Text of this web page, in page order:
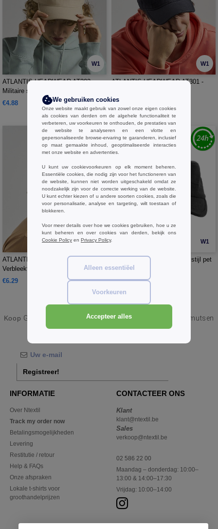
W1
ATLANTIS HEADWEAR AT302 -
Militaire stijl pet Tank
€4.88
W1
ATLANTIS HEADWEAR AT301 -
€6.06
W1
ATLANTIS HEADWEAR AT303 -
Verbleekte militaire pet
€6.29
W1
FLEXFIT 7077RS - Militaire stijl pet
€11.04
Koop Groothandel en detailhandel Fidel petjes Petten en mutsen
bij Ntextil Belgique
Registreer!
INFORMATIE
Over Ntextil
Track my order now
Betalingsmogelijkheden
Levering
Restitutie / retour
Help & FAQs
Onze afspraken
Lokale t-shirts voor
groothandelprijzen
CONTACTEER ONS
Klant
klant@ntextil.be
Sales
verkoop@ntextil.be
02 586 22 00
Maandag – donderdag: 10:00–
13:00 & 14:00–17:30
Vrijdag: 10:00–14:00
We gebruiken cookies
Onze website maakt gebruik van zowel onze eigen cookies
als cookies van derden om de algehele functionaliteit te
verbeteren, uw voorkeuren te onthouden, de prestaties van
de website te analyseren en een vlotte en
gepersonaliseerde browse-ervaring te garanderen, inclusief
op maat gemaakte inhoud, geoptimaliseerde interacties
met onze website en advertenties.
U kunt uw cookievoorkeuren op elk moment beheren.
Essentiële cookies, die nodig zijn voor het functioneren van
de website, kunnen niet worden uitgeschakeld omdat ze
noodzakelijk zijn voor de correcte werking van de website.
U kunt echter kiezen of u andere soorten cookies, zoals die
voor personalisatie, analyse en targeting, wilt toestaan of
blokkeren.
Voor meer details over hoe we cookies gebruiken, hoe u ze
kunt beheren en over cookies van derden, bekijk ons
Cookie Policy en Privacy Policy.
Alleen essentiëel
Voorkeuren
Accepteer alles